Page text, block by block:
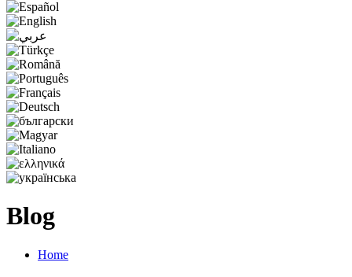
Blog
Home